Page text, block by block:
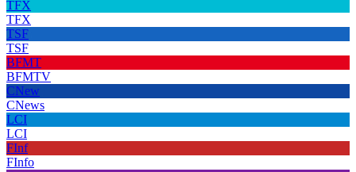
TFX
TFX
TSF
TSF
BFMT
BFMTV
CNew
CNews
LCI
LCI
FInf
FInfo